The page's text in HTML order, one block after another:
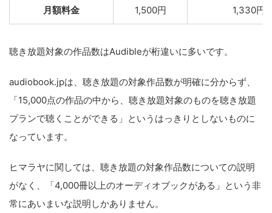
月額料金 1,500円 1,330円
聴き放題対象の作品数はAudibleが桁違いに多いです。
audiobook.jpは、聴き放題の対象作品数が明確に分からず、
「15,000点の作品の中から、聴き放題対象のものを聴き放題
プランで聴くことができる」というはっきりとしないものに
なっています。
ヒマラヤに関しては、聴き放題の対象作品数についての説明
がなく、「4,000冊以上のオーディオブックがある」という非
常にあいまいな説明しかありません。